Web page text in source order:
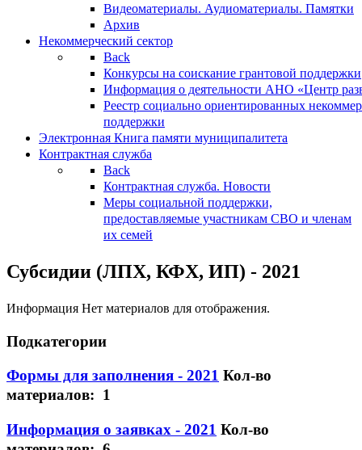
Видеоматериалы. Аудиоматериалы. Памятки
Архив
Некоммерческий сектор
Back
Конкурсы на соискание грантовой поддержки
Информация о деятельности АНО «Центр
Реестр социально ориентированных
поддержки
Электронная Книга памяти муниципалитета
Контрактная служба
Back
Контрактная служба. Новости
Меры социальной поддержки,
предоставляемые участникам СВО и членам
их семей
Субсидии (ЛПХ, КФХ, ИП) - 2021
Информация Нет материалов для отображения.
Подкатегории
Формы для заполнения - 2021 Кол-во
материалов: 1
Информация о заявках - 2021 Кол-во